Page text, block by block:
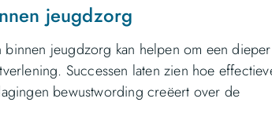
jeugdzorg
jeugdzorg kan helpen om een dieper
Successen laten zien hoe
bewustwording creëert over de